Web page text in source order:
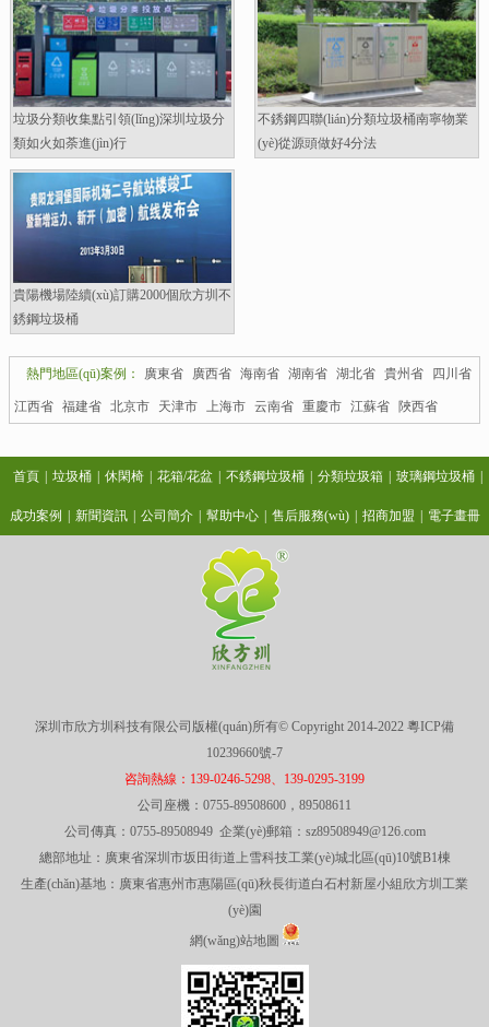
垃圾分類收集點引領(lǐng)深圳垃圾分
類如火如荼進(jìn)行
不銹鋼四聯(lián)分類垃圾桶南寧物業
(yè)從源頭做好4分法
貴陽機場陸續(xù)訂購2000個欣方圳不
銹鋼垃圾桶
熱門地區(qū)案例： 廣東省 廣西省 海南省 湖南省 湖北省 貴州省 四川省
江西省 福建省 北京市 天津市 上海市 云南省 重慶市 江蘇省 陜西省
首頁 垃圾桶 休閑椅 花箱/花盆 不銹鋼垃圾桶 分類垃圾箱 玻璃鋼垃圾桶
成功案例 新聞資訊 公司簡介 幫助中心 售后服務(wù) 招商加盟 電子畫冊
深圳市欣方圳科技有限公司版權(quán)所有© Copyright 2014-2022 粵ICP備
10239660號-7
咨詢熱線：139-0246-5298、139-0295-3199
公司座機：0755-89508600，89508611
公司傳真：0755-89508949 企業(yè)郵箱：sz89508949@126.com
總部地址：廣東省深圳市坂田街道上雪科技工業(yè)城北區(qū)10號B1棟
生產(chǎn)基地：廣東省惠州市惠陽區(qū)秋長街道白石村新屋小組欣方圳工業
(yè)園
網(wǎng)站地圖